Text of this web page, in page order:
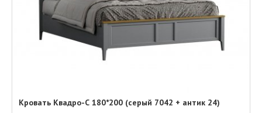
Кровать Квадро-С 180*200 (серый 7042 + антик 24)